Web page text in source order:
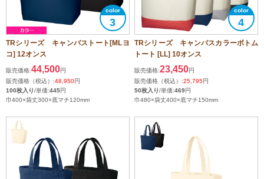
3
TRシリーズ キャンバストート[MLヨ
コ] 12オンス
販売価格:44,500円
販売価格（税込）:48,950円
100枚入り/単価:445円
巾400×袋丈300×底マチ120mm
4
TRシリーズ キャンバスカラーボトム
トート [LL] 10オンス
販売価格:23,450円
販売価格（税込）:25,795円
50枚入り/単価:469円
巾480×袋丈400×底マチ150mm